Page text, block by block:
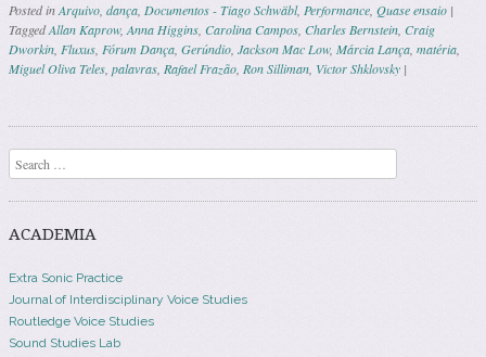
Posted inArquivo dança Documentos - Tiago Schwäbl, Performance Quase ensaio |
TaggedAllan Kaprow, Anna Higgins Carolina Campos Charles Bernstein Craig
Dworkin Fluxus Fórum Dança Gerúndio Jackson Mac Low, Márcia Lança matéria
Miguel Oliva Teles palavras Rafael Frazão Ron Silliman Victor Shklovsky |
Post navigation
Search
ACADEMIA
Extra Sonic Practice
Journal of Interdisciplinary Voice Studies
Routledge Voice Studies
Sound Studies Lab